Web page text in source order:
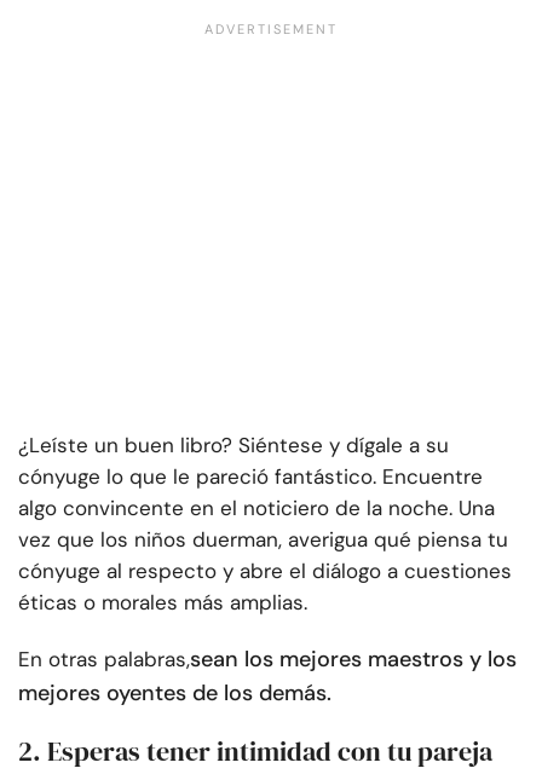
¿Leíste un buen libro? Siéntese y dígale a su
cónyuge lo que le pareció fantástico. Encuentre
algo convincente en el noticiero de la noche. Una
vez que los niños duerman, averigua qué piensa tu
cónyuge al respecto y abre el diálogo a cuestiones
éticas o morales más amplias.
En otras palabras,sean los mejores maestros y los
mejores oyentes de los demás.
2. Esperas tener intimidad con tu pareja